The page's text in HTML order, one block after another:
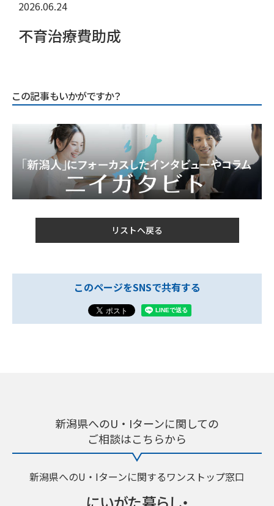
2026.06.24
不育治療費助成
この記事もいかがですか？
リストへ戻る
このページをSNSで共有する
新潟県へのU・Iターンに関しての
ご相談はこちらから
新潟県へのU・Iターンに関するワンストップ窓口